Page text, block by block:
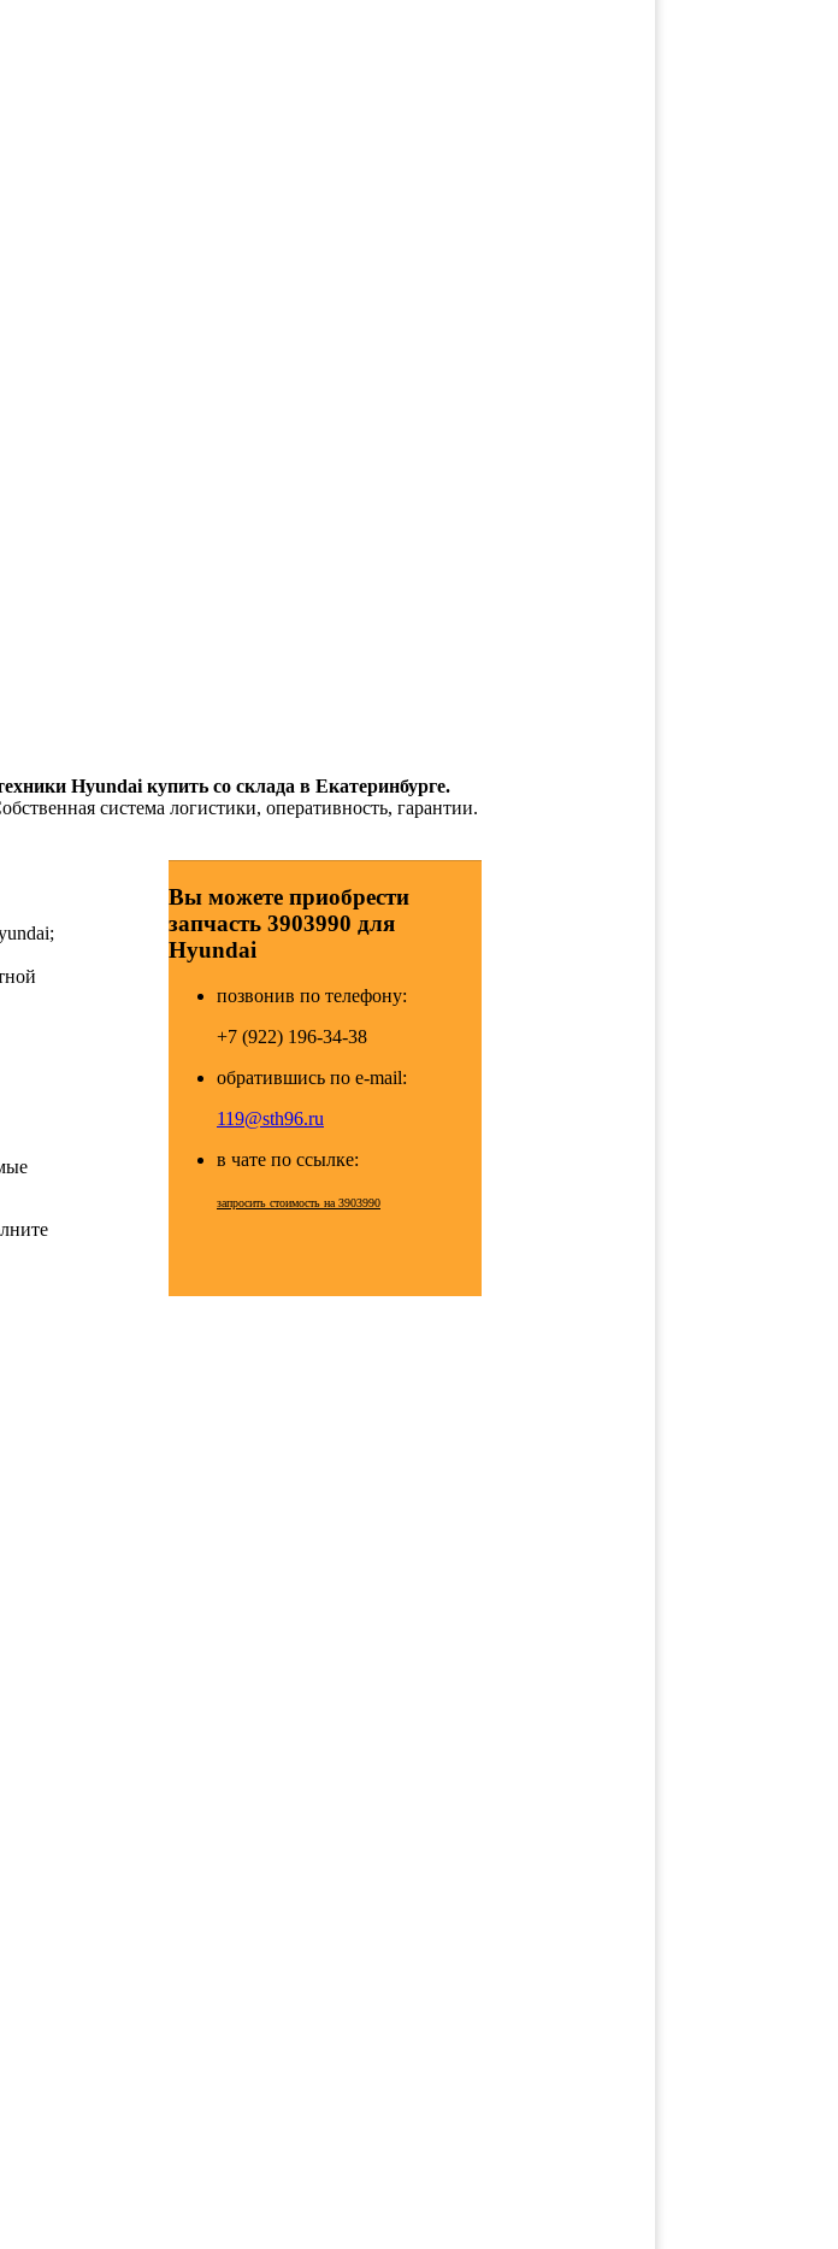
Hyundai купить со склада в Екатеринбурге.
система логистики, оперативность, гарантии.
Вы можете приобрести
запчасть 3903990 для
Hyundai
позвонив по телефону:
+7 (922) 196-34-38
обратившись по e-mail:
119@sth96.ru
в чате по ссылке:
запросить стоимость на 3903990